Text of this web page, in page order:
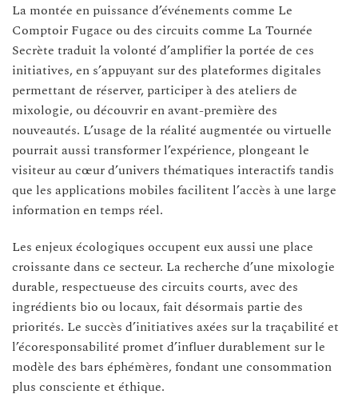
La montée en puissance d’événements comme Le
Comptoir Fugace ou des circuits comme La Tournée
Secrète traduit la volonté d’amplifier la portée de ces
initiatives, en s’appuyant sur des plateformes digitales
permettant de réserver, participer à des ateliers de
mixologie, ou découvrir en avant-première des
nouveautés. L’usage de la réalité augmentée ou virtuelle
pourrait aussi transformer l’expérience, plongeant le
visiteur au cœur d’univers thématiques interactifs tandis
que les applications mobiles facilitent l’accès à une large
information en temps réel.
Les enjeux écologiques occupent eux aussi une place
croissante dans ce secteur. La recherche d’une mixologie
durable, respectueuse des circuits courts, avec des
ingrédients bio ou locaux, fait désormais partie des
priorités. Le succès d’initiatives axées sur la traçabilité et
l’écoresponsabilité promet d’influer durablement sur le
modèle des bars éphémères, fondant une consommation
plus consciente et éthique.